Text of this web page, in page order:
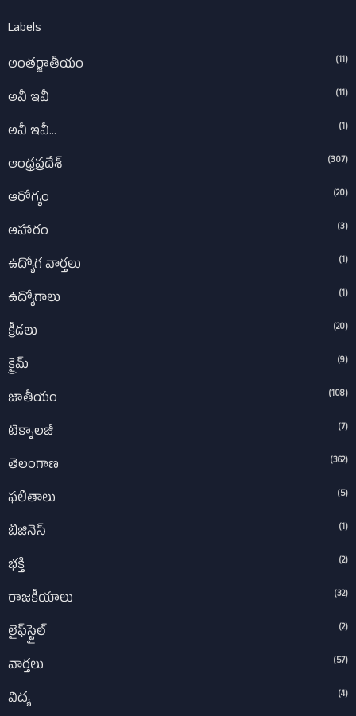
Labels
అంతర్జాతీయం
(11)
అవీ ఇవీ (11)
అవీ ఇవీ... (1)
ఆంధ్రప్రదేశ్‌ (307)
ఆరోగ్యం (20)
ఆహారం (3)
ఉద్యోగ వార్తలు (1)
ఉద్యోగాలు (1)
క్రీడలు (20)
క్రైమ్ (9)
జాతీయం (108)
టెక్నాలజీ (7)
తెలంగాణ (362)
ఫలితాలు (5)
బిజినెస్ (1)
భక్తి (2)
రాజకీయాలు (32)
లైఫ్‌స్టైల్‌ (2)
వార్తలు (57)
విద్య (4)